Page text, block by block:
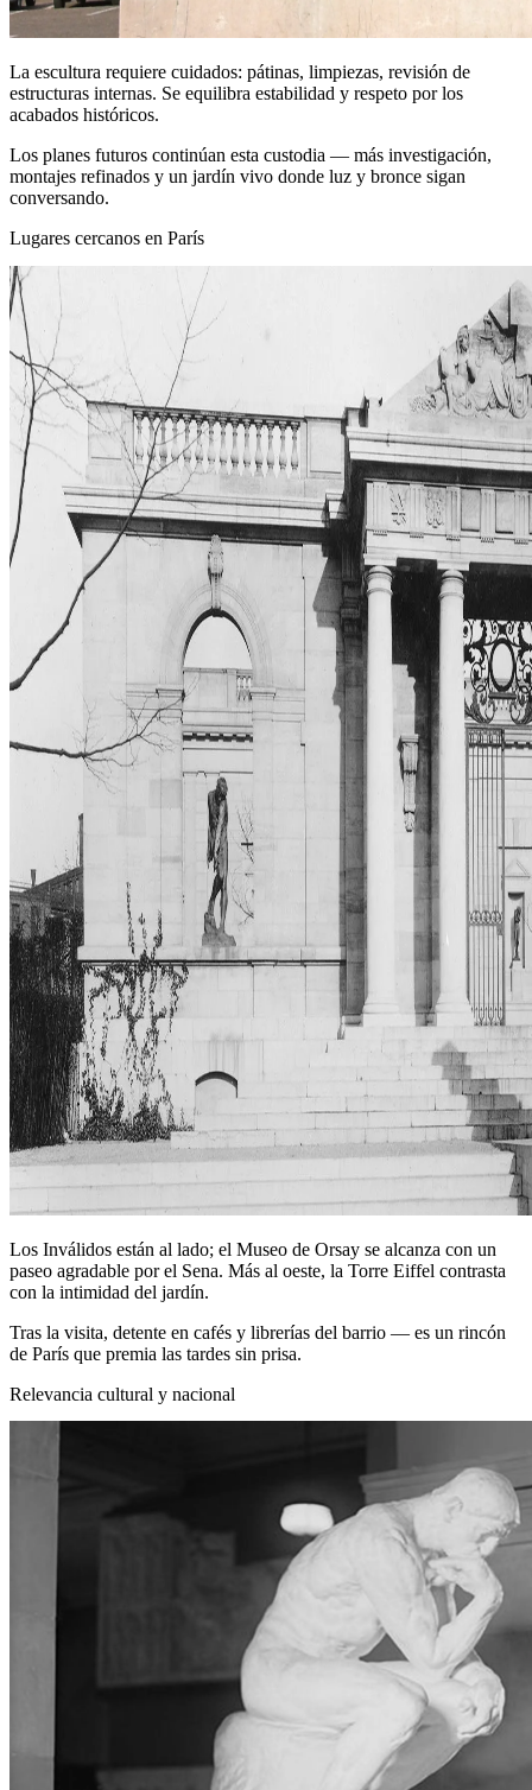
La escultura requiere cuidados: pátinas, limpiezas, revisión de
estructuras internas. Se equilibra estabilidad y respeto por los
acabados históricos.
Los planes futuros continúan esta custodia — más investigación,
montajes refinados y un jardín vivo donde luz y bronce sigan
conversando.
Lugares cercanos en París
Los Inválidos están al lado; el Museo de Orsay se alcanza con un
paseo agradable por el Sena. Más al oeste, la Torre Eiffel contrasta
con la intimidad del jardín.
Tras la visita, detente en cafés y librerías del barrio — es un rincón
de París que premia las tardes sin prisa.
Relevancia cultural y nacional